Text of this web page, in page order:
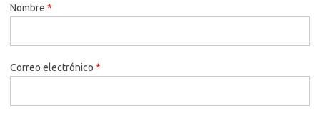
Nombre *
Correo electrónico *